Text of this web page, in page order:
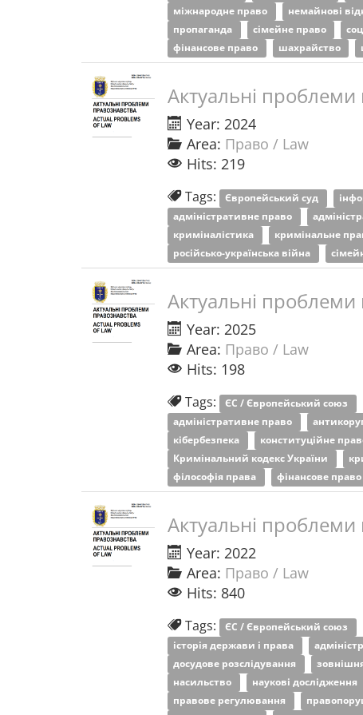
міжнародне право
немайнові
пропаганда
сімейне право
фінансове право
шахрайство
Актуальні
Year: 2024
Area: Право / Law
Hits: 219
Tags: Європейський суд
адміністративне право
криміналістика
кримінальне
російсько-українська війна
Актуальні
Year: 2025
Area: Право / Law
Hits: 198
Tags: ЄС / Європейський союз
адміністративне право
кібербезпека
конституційне
Кримінальний кодекс України
філософія права
фінансове право
Актуальні
Year: 2022
Area: Право / Law
Hits: 840
Tags: ЄС / Європейський союз
історія держави і права
досудове розслідування
насильство
наукові дослідження
правове регулювання